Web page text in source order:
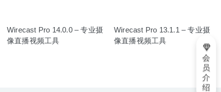
Wirecast Pro 14.0.0 – 专业摄
像直播视频工具
Wirecast Pro 13.1.1 – 专业摄
像直播视频工具
会
员
介
绍